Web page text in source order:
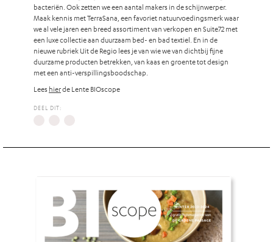
bacteriën. Ook zetten we een aantal makers in de schijnwerper.
Maak kennis met TerraSana, een favoriet natuurvoedingsmerk waar
we al vele jaren een breed assortiment van verkopen en Suite72 met
een luxe collectie aan duurzaam bed- en bad textiel. En in de
nieuwe rubriek Uit de Regio lees je van wie we van dichtbij fijne
duurzame producten betrekken, van kaas en groente tot design
met een anti-verspillingsboodschap.
Leeshierde Lente BIOscope
DEEL DIT: